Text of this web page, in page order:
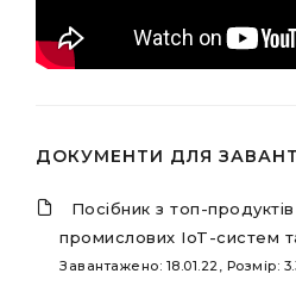
ДОКУМЕНТИ ДЛЯ
Посібник з топ-
промислових IoT-систем
Завантажено: 18.01.22, Розмір: